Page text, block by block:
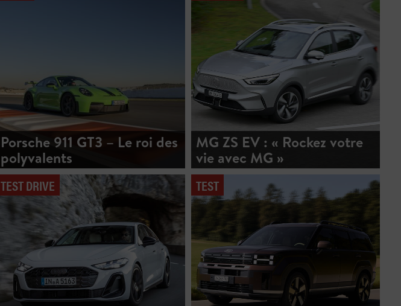
Porsche 911 GT3 – Le roi des
polyvalents
MG ZS EV : « Rockez votre
vie avec MG »
TEST DRIVE TEST